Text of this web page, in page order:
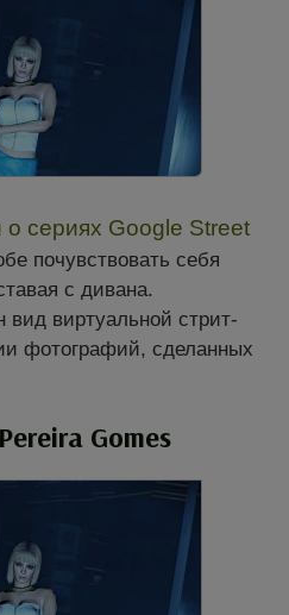
о сериях Google Street
почувствовать себя
с дивана.
виртуальной стрит-
фотографий, сделанных
Gomes